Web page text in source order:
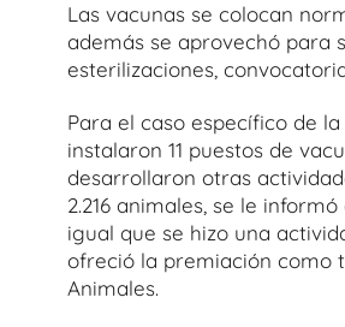
Las vacunas se colocan
además se aprovechó para
esterilizaciones,
Para el caso específico de
instalaron 11 puestos de
desarrollaron otras
2.216 animales, se le
igual que se hizo una
ofreció la premiación como
Animales.